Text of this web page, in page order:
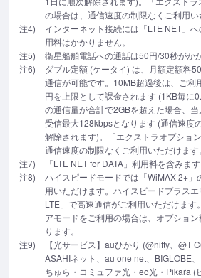
の場合は、通信速度の制限なくご利用い
注4)
インターネット接続には「LTE NET」
用料はかかりません。
注5)
衛星船舶電話への通話は50円/30秒がか
注6)
ダブル定額 (ケータイ) は、月額定額料
通信が可能です。10MB超過後は、ご利
円を上限として課金されます (1KB毎に
の通信量が合計で2GBを超えた場合、
受信最大128kbpsとなります (通信速度
解除されます)。「エクストラオプショ
通信速度の制限なくご利用いただけます。
注7)
「LTE NET for DATA」利用料を含みます
注8)
ハイスピードモードでは「WiMAX 2+」
用いただけます。ハイスピードプラス
LTE」で高速通信がご利用いただけます
アモードをご利用の場合は、オプショ
ります。
注9)
【光サービス】auひかり (@nifty、@T
ASAHIネット、au one net、BIGLOBE
ちゅら・コミュファ光・eo光・Pikara (